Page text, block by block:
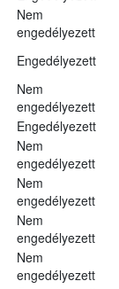
Nem
engedélyezett
Engedélyezett
Nem
engedélyezett
Engedélyezett
Nem
engedélyezett
Nem
engedélyezett
Nem
engedélyezett
Nem
engedélyezett